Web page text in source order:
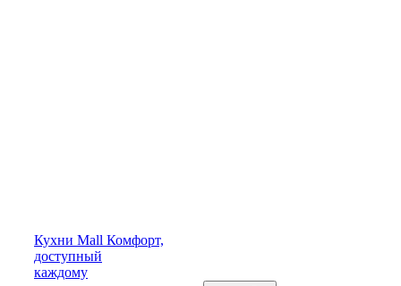
Кухни Mall Комфорт,
доступный
каждому